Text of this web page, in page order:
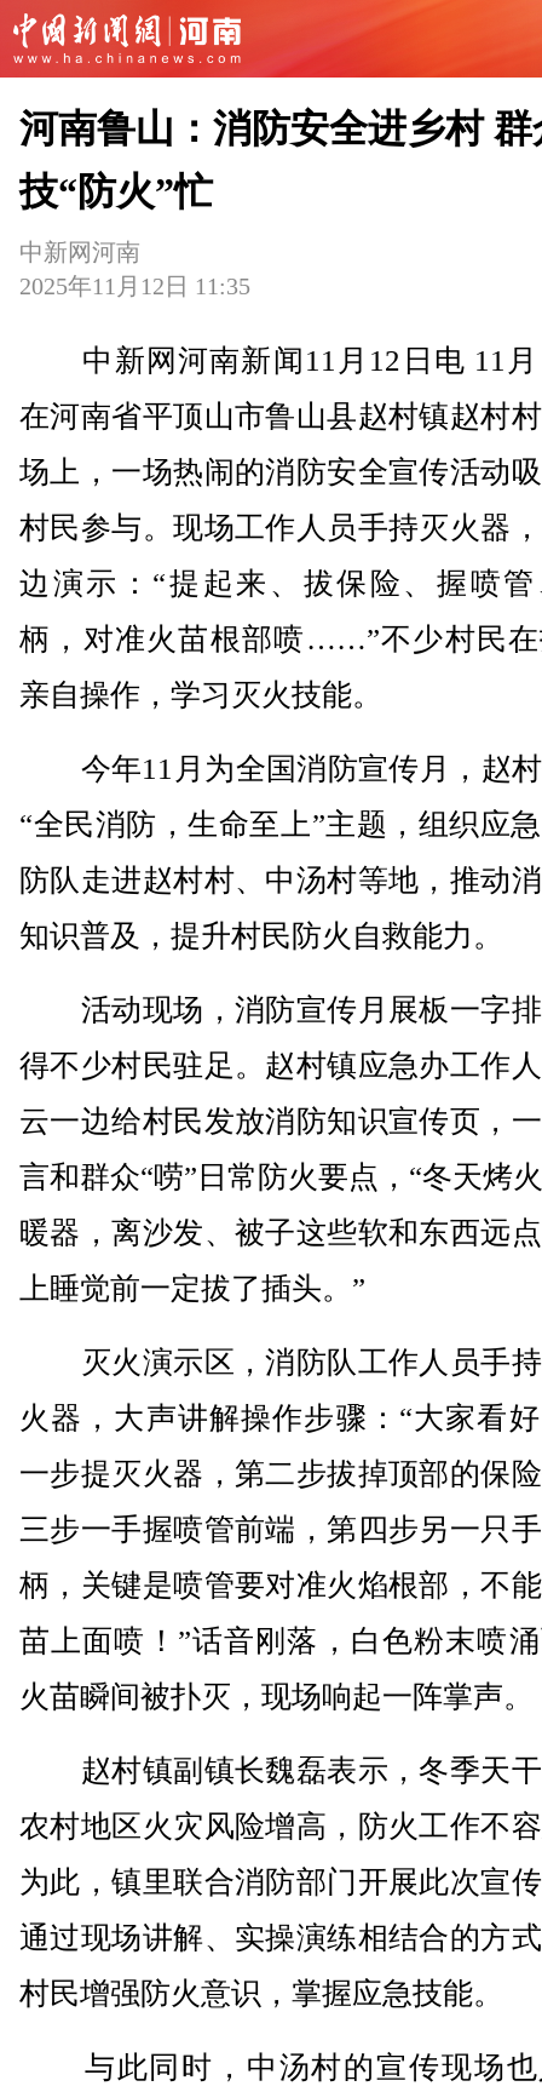
河南鲁山：消防安全进乡村 群
技“防火”忙
中新网河南
2025年11月12日 11:35
中新网河南新闻11月12日电 11月
在河南省平顶山市鲁山县赵村镇赵村
场上，一场热闹的消防安全宣传活动
村民参与。现场工作人员手持灭火器
边演示：“提起来、拔保险、握喷
柄，对准火苗根部喷……”不少村民
亲自操作，学习灭火技能。
今年11月为全国消防宣传月，赵
“全民消防，生命至上”主题，组织应
防队走进赵村村、中汤村等地，推动
知识普及，提升村民防火自救能力。
活动现场，消防宣传月展板一字
得不少村民驻足。赵村镇应急办工作
云一边给村民发放消防知识宣传页，
言和群众“唠”日常防火要点，“冬天烤
暖器，离沙发、被子这些软和东西远
上睡觉前一定拔了插头。”
灭火演示区，消防队工作人员手
火器，大声讲解操作步骤：“大家看
一步提灭火器，第二步拔掉顶部的保
三步一手握喷管前端，第四步另一只
柄，关键是喷管要对准火焰根部，不
苗上面喷！”话音刚落，白色粉末喷
火苗瞬间被扑灭，现场响起一阵掌声。
赵村镇副镇长魏磊表示，冬季天
农村地区火灾风险增高，防火工作不
为此，镇里联合消防部门开展此次宣
通过现场讲解、实操演练相结合的方
村民增强防火意识，掌握应急技能。
与此同时，中汤村的宣传现场也